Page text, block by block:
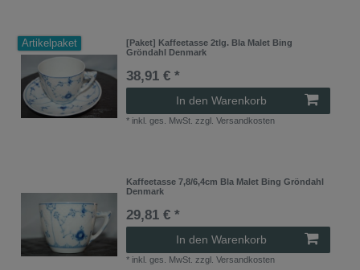
Artikelpaket
[Paket] Kaffeetasse 2tlg. Bla Malet Bing
Gröndahl Denmark
38,91 € *
In den Warenkorb
* inkl. ges. MwSt. zzgl.Versandkosten
Kaffeetasse 7,8/6,4cm Bla Malet Bing Gröndahl
Denmark
29,81 € *
In den Warenkorb
* inkl. ges. MwSt. zzgl.Versandkosten